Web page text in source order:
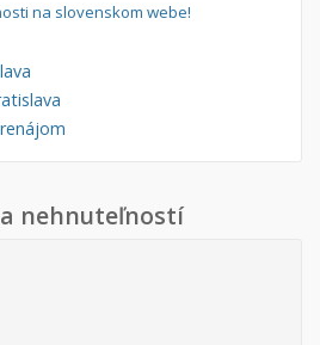
na slovenskom webe!
nehnuteľností